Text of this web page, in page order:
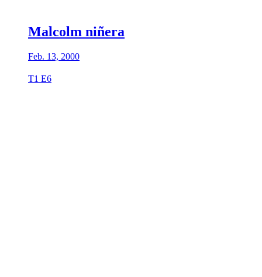
Malcolm niñera
Feb. 13, 2000
T1 E6